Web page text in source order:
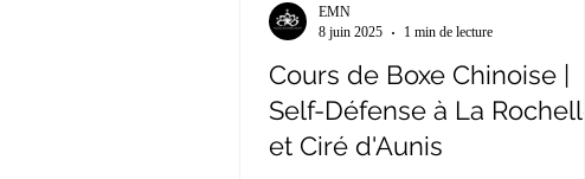
Cours de Boxe Chinoise |
Self-Défense à La Rochelle
et Ciré d'Aunis
EMN
8 juin 2025
1 min de lecture